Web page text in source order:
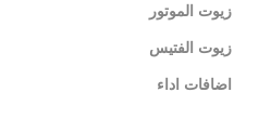
زيوت الموتور
زيوت الفتيس
اضافات اداء